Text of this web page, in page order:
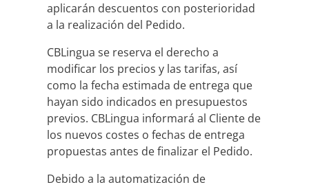
aplicarán descuentos con posterioridad
a la realización del Pedido.
CBLingua se reserva el derecho a
modificar los precios y las tarifas, así
como la fecha estimada de entrega que
hayan sido indicados en presupuestos
previos. CBLingua informará al Cliente de
los nuevos costes o fechas de entrega
propuestas antes de finalizar el Pedido.
Debido a la automatización de